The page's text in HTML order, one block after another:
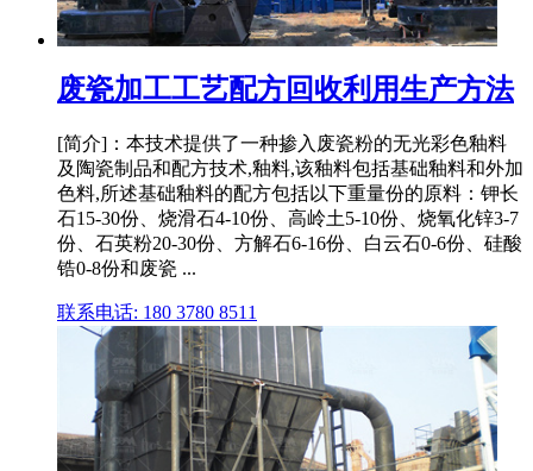
废瓷加工工艺配方回收利用生产方法
[简介]：本技术提供了一种掺入废瓷粉的无光彩色釉料
及陶瓷制品和配方技术,釉料,该釉料包括基础釉料和外加
色料,所述基础釉料的配方包括以下重量份的原料：钾长
石15‑30份、烧滑石4‑10份、高岭土5‑10份、烧氧化锌3‑7
份、石英粉20‑30份、方解石6‑16份、白云石0‑6份、硅酸
锆0‑8份和废瓷 ...
联系电话: 180 3780 8511